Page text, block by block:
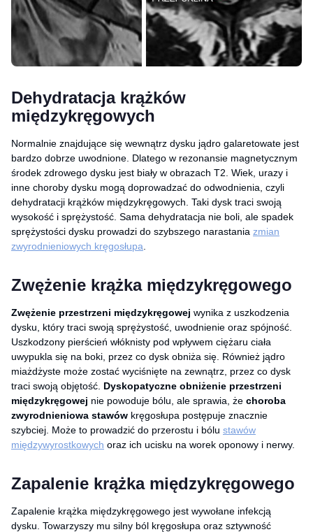
Dehydratacja krążków
międzykręgowych
Normalnie znajdujące się wewnątrz dysku jądro galaretowate jest
bardzo dobrze uwodnione. Dlatego w rezonansie magnetycznym
środek zdrowego dysku jest biały w obrazach T2. Wiek, urazy i
inne choroby dysku mogą doprowadzać do odwodnienia, czyli
dehydratacji krążków międzykręgowych. Taki dysk traci swoją
wysokość i sprężystość. Sama dehydratacja nie boli, ale spadek
sprężystości dysku prowadzi do szybszego narastania zmian
zwyrodnieniowych kręgosłupa
Zwężenie krążka międzykręgowego
Zwężenie przestrzeni międzykręgowej wynika z uszkodzenia
dysku, który traci swoją sprężystość, uwodnienie oraz spójność.
Uszkodzony pierścień włóknisty pod wpływem ciężaru ciała
uwypukla się na boki, przez co dysk obniża się. Również jądro
miażdżyste może zostać wyciśnięte na zewnątrz, przez co dysk
traci swoją objętość. Dyskopatyczne obniżenie przestrzeni
międzykręgowej nie powoduje bólu, ale sprawia, że choroba
zwyrodnieniowa stawów kręgosłupa postępuje znacznie
szybciej. Może to prowadzić do przerostu i bólu stawów
międzywyrostkowych oraz ich ucisku na worek oponowy i nerwy.
Zapalenie krążka międzykręgowego
Zapalenie krążka międzykręgowego jest wywołane infekcją
dysku. Towarzyszy mu silny ból kręgosłupa oraz sztywność